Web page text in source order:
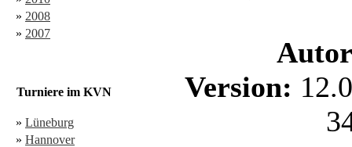
» 2008
» 2007
Turniere im KVN
» Lüneburg
» Hannover
Version: